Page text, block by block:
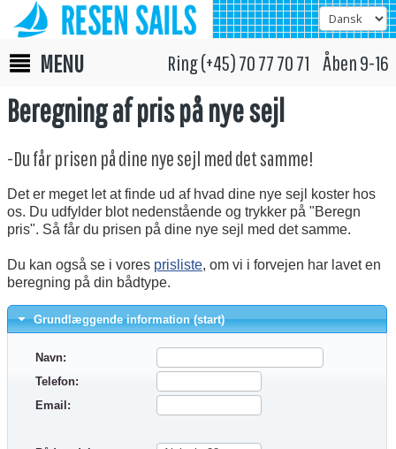
MENU Ring (+45) 70 77 70 71 Åben 9-16
Beregning af pris på nye sejl
-Du får prisen på dine nye sejl med det samme!
Det er meget let at finde ud af hvad dine nye sejl koster hos
os. Du udfylder blot nedenstående og trykker på "Beregn
pris". Så får du prisen på dine nye sejl med det samme.
Du kan også se i vores prisliste, om vi i forvejen har lavet en
beregning på din bådtype.
Grundlæggende information (start)
Navn:
Telefon:
Email: